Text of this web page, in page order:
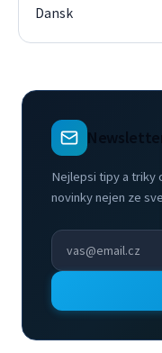
Dansk
Nejlepsi tipy a triky
novinky nejen ze